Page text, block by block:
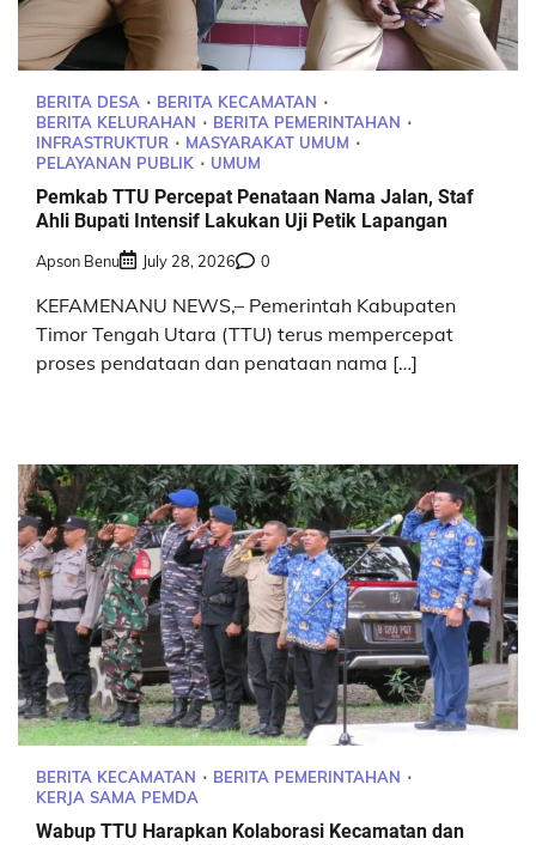
BERITA DESA
BERITA KECAMATAN
BERITA KELURAHAN
BERITA PEMERINTAHAN
INFRASTRUKTUR
MASYARAKAT UMUM
PELAYANAN PUBLIK
UMUM
Pemkab TTU Percepat Penataan Nama Jalan, Staf
Ahli Bupati Intensif Lakukan Uji Petik Lapangan
Apson Benu July 28, 2026 0
KEFAMENANU NEWS,– Pemerintah Kabupaten
Timor Tengah Utara (TTU) terus mempercepat
proses pendataan dan penataan nama […]
BERITA KECAMATAN
BERITA PEMERINTAHAN
KERJA SAMA PEMDA
Wabup TTU Harapkan Kolaborasi Kecamatan dan